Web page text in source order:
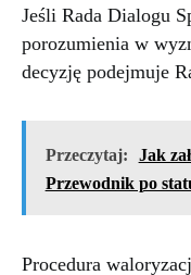
Jeśli Rada Dialogu
porozumienia w
decyzję podejmuje
Przeczytaj:
Jak
Przewodnik po
Procedura